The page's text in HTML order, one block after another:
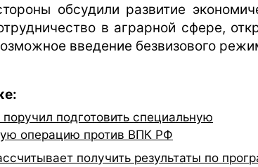
обсудили развитие
в аграрной сфере,
введение безвизового
подготовить специальную
операцию против ВПК РФ
получить результаты по